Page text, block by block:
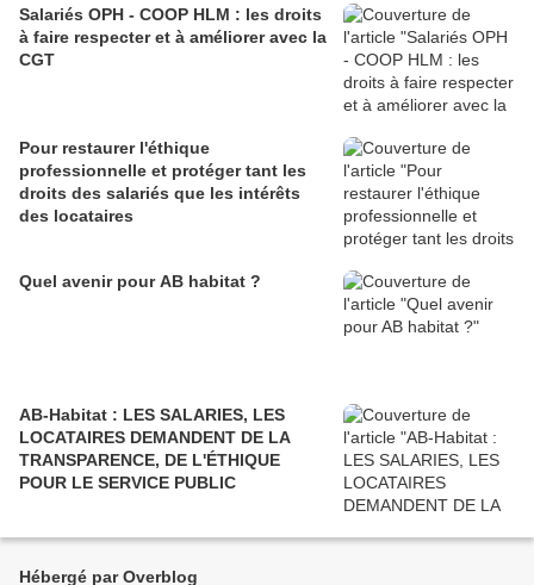
Salariés OPH - COOP HLM : les droits
à faire respecter et à améliorer avec la
CGT
Pour restaurer l'éthique
professionnelle et protéger tant les
droits des salariés que les intérêts
des locataires
Quel avenir pour AB habitat ?
AB-Habitat : LES SALARIES, LES
LOCATAIRES DEMANDENT DE LA
TRANSPARENCE, DE L'ÉTHIQUE
POUR LE SERVICE PUBLIC
Hébergé par Overblog